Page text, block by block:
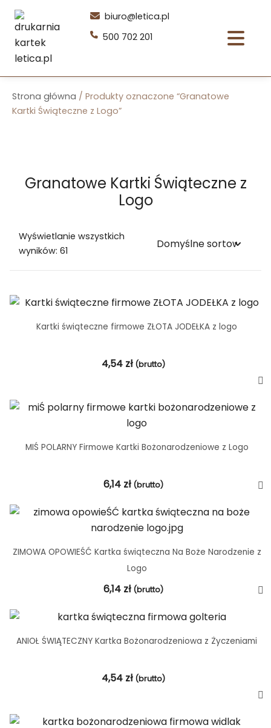
Przejdź
treści
biuro@letica.pl
500 702 201
Strona główna / Produkty oznaczone “Granatowe
Kartki Świąteczne z Logo”
Granatowe Kartki Świąteczne z
Logo
Wyświetlanie wszystkich
wyników: 61
Kartki świąteczne firmowe ZŁOTA JODEŁKA z logo
4,54 zł (brutto)
MIŚ POLARNY Firmowe Kartki Bożonarodzeniowe z Logo
6,14 zł (brutto)
ZIMOWA OPOWIEŚĆ Kartka świąteczna Na Boże Narodzenie z
Logo
6,14 zł (brutto)
ANIOŁ ŚWIĄTECZNY Kartka Bożonarodzeniowa z Życzeniami
4,54 zł (brutto)